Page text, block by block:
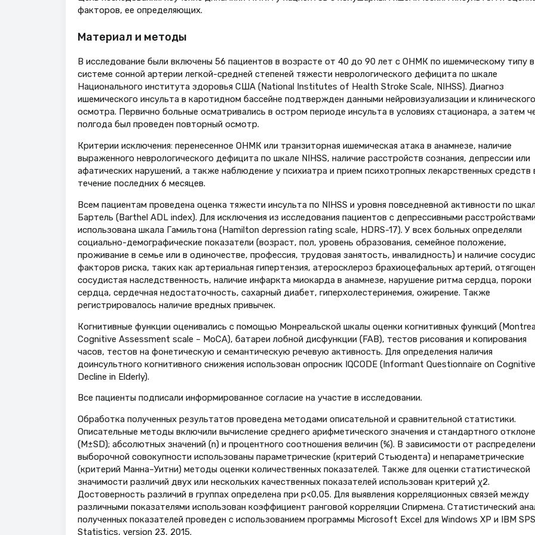
факторов, ее определяющих.
Материал и методы
В исследование были включены 56 пациентов в возрасте от 40 до 90 лет с ОНМК по ишемическому типу в
системе сонной артерии легкой-средней степеней тяжести неврологического дефицита по шкале
Национального института здоровья США (National Institutes of Health Stroke Scale, NIHSS). Диагноз
ишемического инсульта в каротидном бассейне подтвержден данными нейровизуализации и клинического
осмотра. Первично больные осматривались в остром периоде инсульта в условиях стационара, а затем
полгода был проведен повторный осмотр.
Критерии исключения: перенесенное ОНМК или транзиторная ишемическая атака в анамнезе, наличие
выраженного неврологического дефицита по шкале NIHSS, наличие расстройств сознания, депрессии или
афатических нарушений, а также наблюдение у психиатра и прием психотропных лекарственных средств
течение последних 6 месяцев.
Всем пациентам проведена оценка тяжести инсульта по NIHSS и уровня повседневной активности по
Бартель (Barthel ADL index). Для исключения из исследования пациентов с депрессивными
использована шкала Гамильтона (Hamilton depression rating scale, HDRS-17). У всех больных определяли
социально-демографические показатели (возраст, пол, уровень образования, семейное положение,
проживание в семье или в одиночестве, профессия, трудовая занятость, инвалидность) и наличие
факторов риска, таких как артериальная гипертензия, атеросклероз брахиоцефальных артерий,
сосудистая наследственность, наличие инфаркта миокарда в анамнезе, нарушение ритма сердца, пороки
сердца, сердечная недостаточность, сахарный диабет, гиперхолестеринемия, ожирение. Также
регистрировалось наличие вредных привычек.
Когнитивные функции оценивались с помощью Монреальской шкалы оценки когнитивных функций
Cognitive Assessment scale – MoCA), батареи лобной дисфункции (FAB), тестов рисования и копирования
часов, тестов на фонетическую и семантическую речевую активность. Для определения наличия
доинсультного когнитивного снижения использован опросник IQCODE (Informant Questionnaire on Cognitive
Decline in Elderly).
Все пациенты подписали информированное согласие на участие в исследовании.
Обработка полученных результатов проведена методами описательной и сравнительной статистики.
Описательные методы включили вычисление среднего арифметического значения и стандартного
(М±SD); абсолютных значений (n) и процентного соотношения величин (%). В зависимости от
выборочной совокупности использованы параметрические (критерий Стьюдента) и непараметрические
(критерий Манна–Уитни) методы оценки количественных показателей. Также для оценки статистической
значимости различий двух или нескольких качественных показателей использован критерий χ2.
Достоверность различий в группах определена при p<0,05. Для выявления корреляционных связей между
различными показателями использован коэффициент ранговой корреляции Спирмена. Статистический
полученных показателей проведен с использованием программы Microsoft Excel для Windows ХР и IBM
Statistics, version 23, 2015.